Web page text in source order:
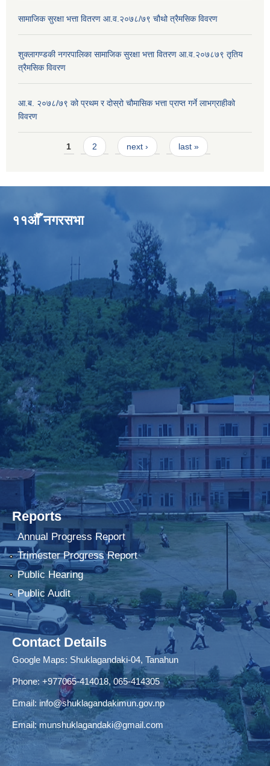
सामाजिक सुरक्षा भत्ता वितरण आ.व.२०७८/७९ चौथो त्रैमसिक विवरण
शुक्लागण्डकी नगरपालिका सामाजिक सुरक्षा भत्ता वितरण आ.व.२०७८७९ तृतिय
त्रैमसिक विवरण
आ.ब. २०७८/७९ को प्रथम र दोस्रो चौमासिक भत्ता प्राप्त गर्ने लाभग्राहीको
विवरण
Pages1 2 next › last »
११औँ नगरसभा
Reports
Annual Progress Report
Trimester Progress Report
Public Hearing
Public Audit
Contact Details
Google Maps: Shuklagandaki-04, Tanahun
Phone: +977065-414018,065-414305
Email: info@shuklagandakimun.gov.np
Email:munshuklagandaki@gmail.com